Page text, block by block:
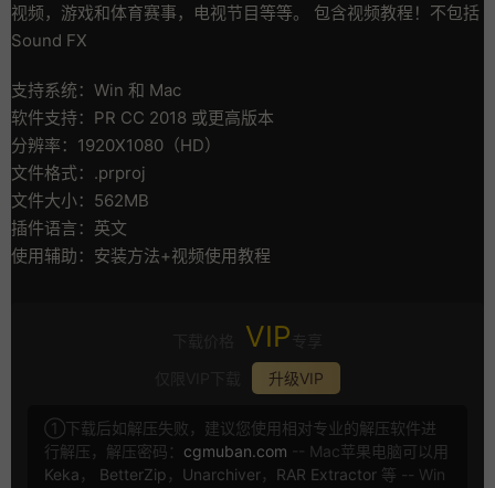
视频，游戏和体育赛事，电视节目等等。 包含视频教程！不包括
Sound FX
支持系统：Win 和 Mac
软件支持：PR CC 2018 或更高版本
分辨率：1920X1080（HD）
文件格式：.prproj
文件大小：562MB
插件语言：英文
使用辅助：安装方法+视频使用教程
VIP
升级VIP
①下载后如解压失败，建议您使用相对专业的解压软件进
行解压，解压密码： cgmuban.com -- Mac苹果电脑可以用
Keka ， BetterZip ， Unarchiver， RAR Extractor 等 -- Win